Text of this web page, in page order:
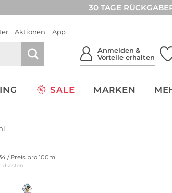
30 TAGE
Aktionen App
Anmelden &
Vorteile erhalten
SALE MARKEN
/ Preis pro 100ml